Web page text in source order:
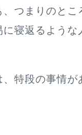
つまりのとこ
寝返るような
特段の事情が